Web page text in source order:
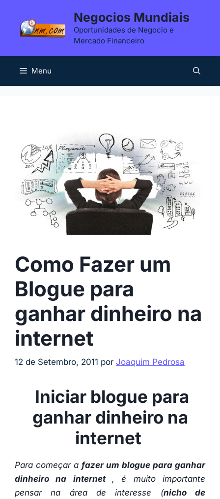
Negocios Mundiais
Oportunidades de Negocio e
Mercado Financeiro
Menu
Como Fazer um
Blogue para
ganhar dinheiro na
internet
12 de Setembro, 2011 por Joaquim Pedrosa
Iniciar blogue para
ganhar dinheiro na
internet
Para começar a fazer um blogue para ganhar
dinheiro na internet , é muito importante
pensar na área de interesse (nicho de